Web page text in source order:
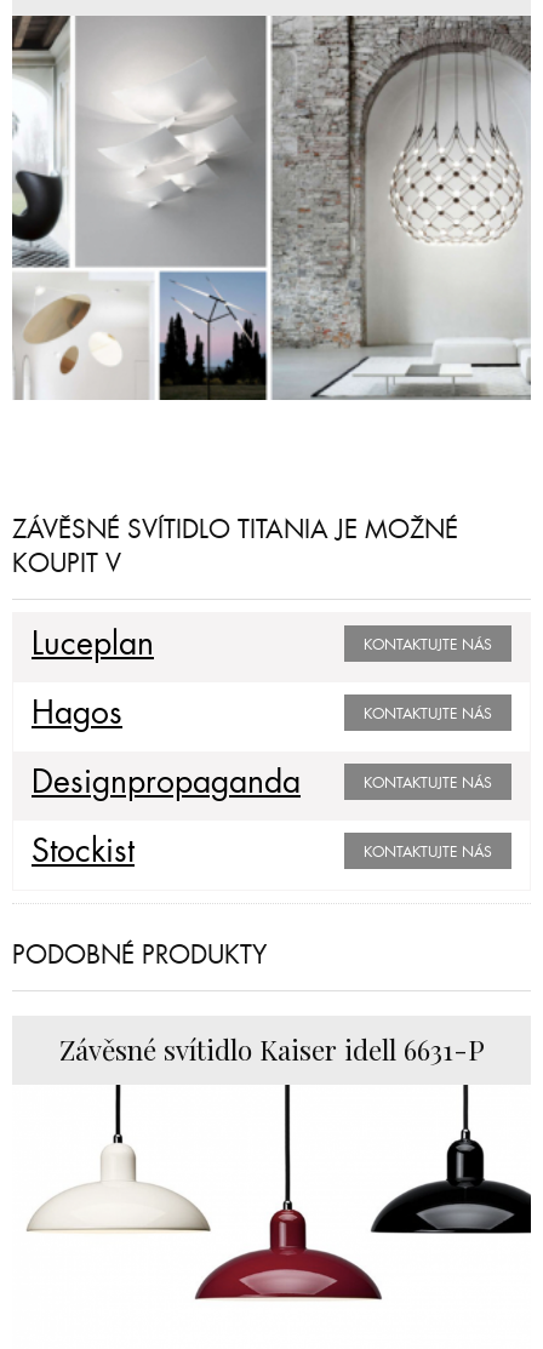
ZÁVĚSNÉ SVÍTIDLO TITANIA JE MOŽNÉ
KOUPIT V
Luceplan KONTAKTUJTE NÁS
Hagos KONTAKTUJTE NÁS
Designpropaganda KONTAKTUJTE NÁS
Stockist KONTAKTUJTE NÁS
PODOBNÉ PRODUKTY
Závěsné svítidlo Kaiser idell 6631-P